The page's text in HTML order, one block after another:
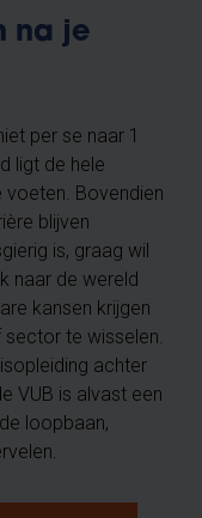
na je
per se naar 1
ligt de hele
Bovendien
blijven
is, graag wil
naar de wereld
kansen krijgen
te wisselen.
achter
VUB is alvast een
loopbaan,